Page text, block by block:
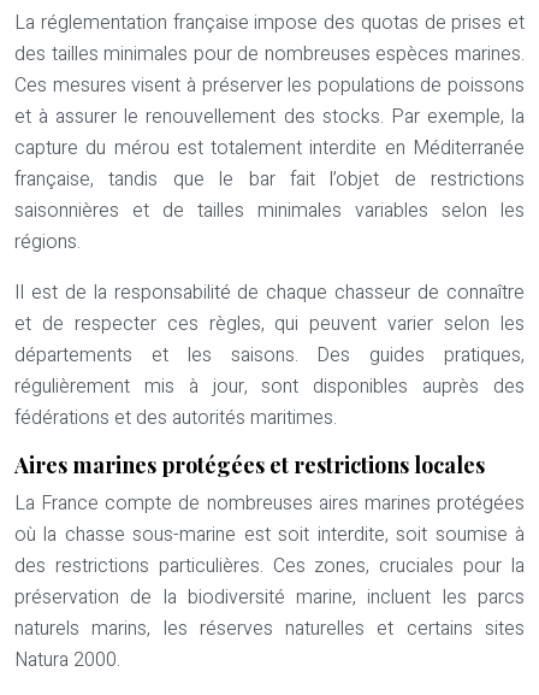
La réglementation française impose des quotas de prises et
des tailles minimales pour de nombreuses espèces marines.
Ces mesures visent à préserver les populations de poissons
et à assurer le renouvellement des stocks. Par exemple, la
capture du mérou est totalement interdite en Méditerranée
française, tandis que le bar fait l’objet de restrictions
saisonnières et de tailles minimales variables selon les
régions.
Il est de la responsabilité de chaque chasseur de connaître
et de respecter ces règles, qui peuvent varier selon les
départements et les saisons. Des guides pratiques,
régulièrement mis à jour, sont disponibles auprès des
fédérations et des autorités maritimes.
Aires marines protégées et restrictions locales
La France compte de nombreuses aires marines protégées
où la chasse sous-marine est soit interdite, soit soumise à
des restrictions particulières. Ces zones, cruciales pour la
préservation de la biodiversité marine, incluent les parcs
naturels marins, les réserves naturelles et certains sites
Natura 2000.